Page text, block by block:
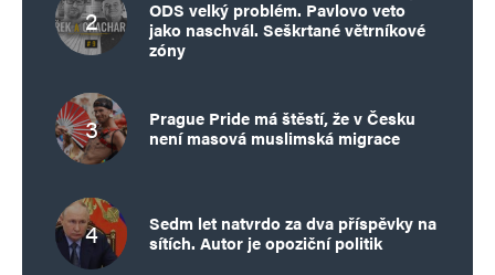
ODS velký problém. Pavlovo veto
jako naschvál. Seškrtané větrníkové
zóny
Prague Pride má štěstí, že v Česku
není masová muslimská migrace
Sedm let natvrdo za dva příspěvky na
sítích. Autor je opoziční politik